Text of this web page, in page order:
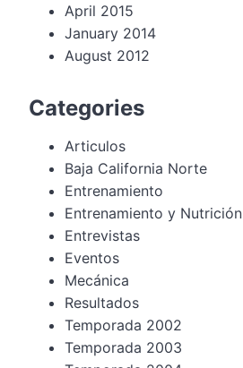
April 2015
January 2014
August 2012
Categories
Articulos
Baja California Norte
Entrenamiento
Entrenamiento y Nutrición
Entrevistas
Eventos
Mecánica
Resultados
Temporada 2002
Temporada 2003